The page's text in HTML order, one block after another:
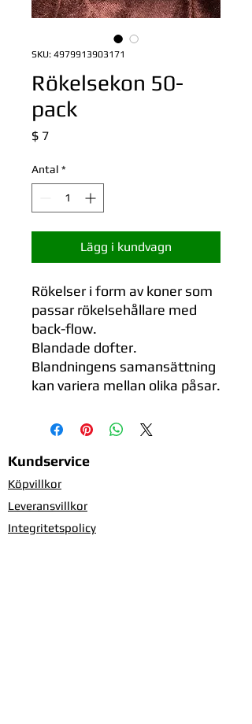
SKU: 4979913903171
Rökelsekon 50-
pack
$ 7Pris
Antal *
Lägg i kundvagn
Rökelser i form av koner som
passar rökelsehållare med
back-flow.
Blandade dofter.
Blandningens samansättning
kan variera mellan olika påsar.
Kundservice
Köpvillkor
Leveransvillkor
Integritetspolicy